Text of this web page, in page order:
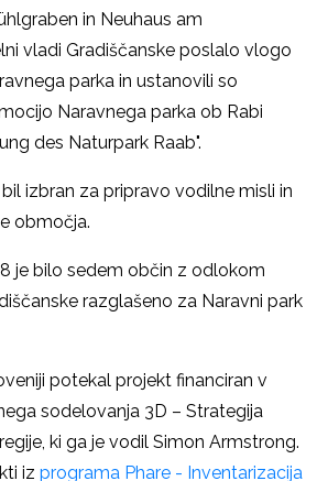
in Neuhaus am
vladi Gradiščanske poslalo vlogo
parka in ustanovili so
Naravnega parka ob Rabi
des Naturpark Raab".
izbran za pripravo vodilne misli in
območja.
je bilo sedem občin z odlokom
razglašeno za Naravni park
potekal projekt financiran v
sodelovanja 3D – Strategija
ki ga je vodil Simon Armstrong.
iz programa Phare - Inventarizacija